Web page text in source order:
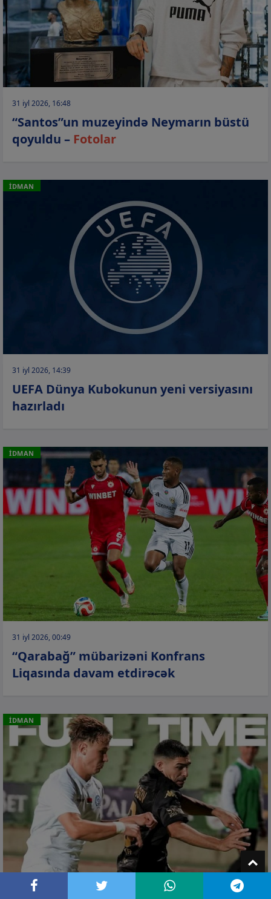
31 iyl 2026, 16:48
“Santos”un muzeyində Neymarın büstü
qoyuldu – Fotolar
İDMAN
31 iyl 2026, 14:39
UEFA Dünya Kubokunun yeni versiyasını
hazırladı
İDMAN
31 iyl 2026, 00:49
“Qarabağ” mübarizəni Konfrans
Liqasında davam etdirəcək
İDMAN